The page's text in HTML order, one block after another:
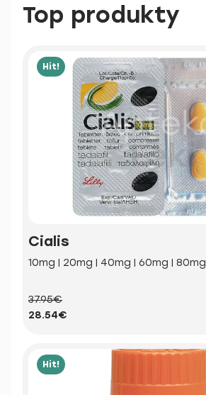
Top produkty
Hit!
Cialis
10mg | 20mg | 40mg | 60mg | 80mg
37.95€
28.54€
Hit!